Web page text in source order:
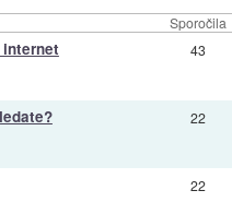
Sporočila
43
22
22